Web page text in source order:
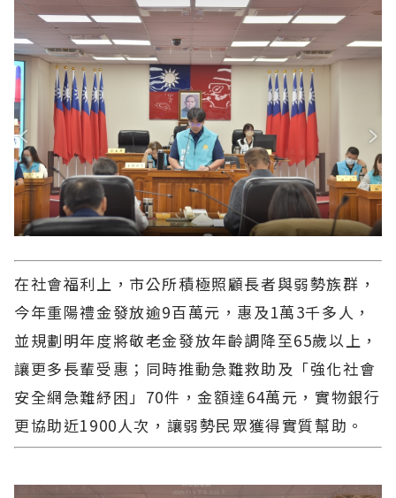
在社會福利上，市公所積極照顧長者與弱勢族群，
今年重陽禮金發放逾9百萬元，惠及1萬3千多人，
並規劃明年度將敬老金發放年齡調降至65歲以上，
讓更多長輩受惠；同時推動急難救助及「強化社會
安全網急難紓困」70件，金額達64萬元，實物銀行
更協助近1900人次，讓弱勢民眾獲得實質幫助。